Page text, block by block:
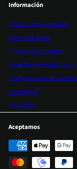
Información
Condiciones generales
Gastos de envío
Protección de datos
Derecho de desistimiento
Configuración de cookies
Aviso legal
Mi cuenta
Aceptamos